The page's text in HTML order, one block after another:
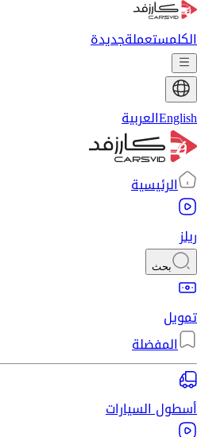
الكلمستعملةجديدة
Englishالعربية
الرئيسية
ريلز
بحث
تمويل
المفضلة
أسطول السيارات